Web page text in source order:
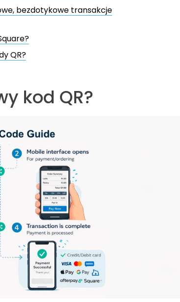
bezdotykowe transakcje
QR?
kod QR?